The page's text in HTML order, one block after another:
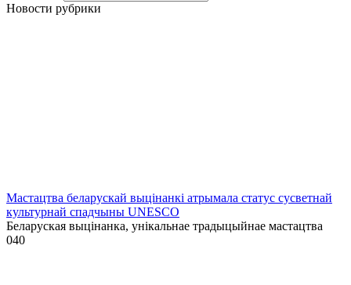
Новости рубрики
Мастацтва беларускай выцінанкі атрымала статус сусветнай
культурнай спадчыны UNESCO
Беларуская выцінанка, унікальнае традыцыйнае мастацтва
040